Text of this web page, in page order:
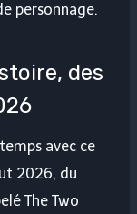
personnage.
des
avec ce
2026, du
The Two